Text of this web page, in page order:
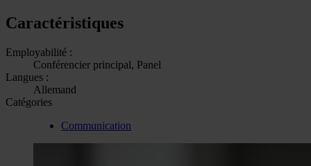
Caractéristiques
Employabilité :
Conférencier principal, Panel
Langues :
Allemand
Catégories
Communication